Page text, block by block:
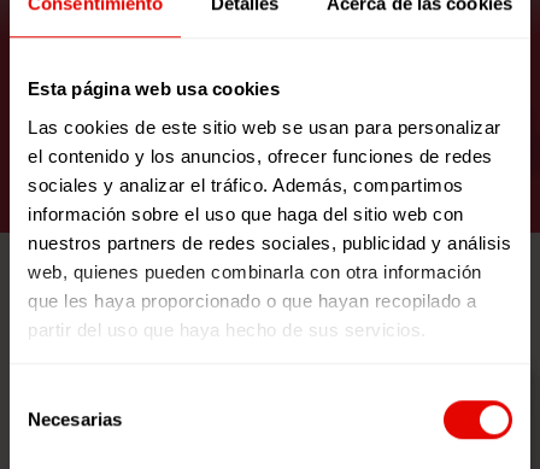
Esta página web usa cookies
Las cookies de este sitio web se usan para personalizar
el contenido y los anuncios, ofrecer funciones de redes
sociales y analizar el tráfico. Además, compartimos
información sobre el uso que haga del sitio web con
nuestros partners de redes sociales, publicidad y análisis
web, quienes pueden combinarla con otra información
que les haya proporcionado o que hayan recopilado a
partir del uso que haya hecho de sus servicios.
Necesarias
"Colorines en el mar": Finalista
VER RECURSO